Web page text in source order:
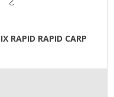
RAPID RAPID CARP